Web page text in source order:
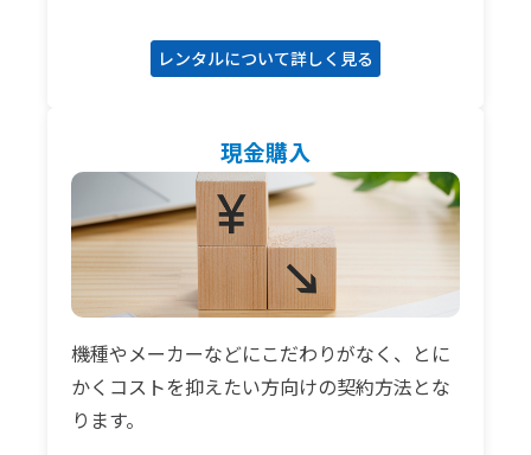
レンタルについて詳しく見る
現金購入
機種やメーカーなどにこだわりがなく、とに
かくコストを抑えたい方向けの契約方法とな
ります。